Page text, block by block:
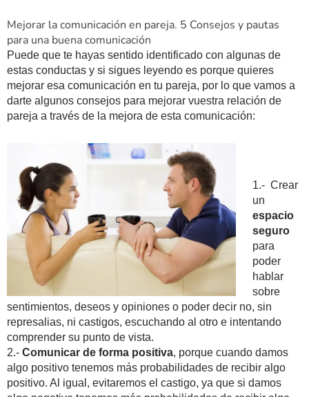
Mejorar la comunicación en pareja. 5 Consejos y pautas
para una buena comunicación
Puede que te hayas sentido identificado con algunas de
estas conductas y si sigues leyendo es porque quieres
mejorar esa comunicación en tu pareja, por lo que vamos a
darte algunos consejos para mejorar vuestra relación de
pareja a través de la mejora de esta comunicación:
1.- Crear
un
espacio
seguro
para
poder
hablar
sobre
sentimientos, deseos y opiniones o poder decir no, sin
represalias, ni castigos, escuchando al otro e intentando
comprender su punto de vista.
2.- Comunicar de forma positiva, porque cuando damos
algo positivo tenemos más probabilidades de recibir algo
positivo. Al igual, evitaremos el castigo, ya que si damos